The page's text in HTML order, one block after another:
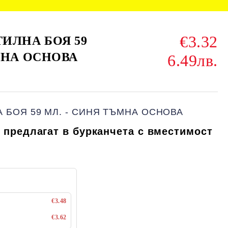
БОЯ 59
ОСНОВА
€3.32
6.49лв.
БОЯ 59 МЛ. - СИНЯ ТЪМНА ОСНОВА
в бурканчета с вместимост
€3.48
€3.62